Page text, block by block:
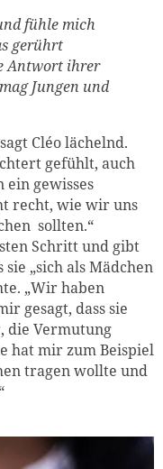
fühle mich
gerührt
Antwort ihrer
Jungen und
Cléo lächelnd.
gefühlt, auch
ein gewisses
recht, wie wir uns
sollten.“
Schritt und gibt
„sich als Mädchen
„Wir haben
gesagt, dass sie
die Vermutung
hat mir zum Beispiel
tragen wollte und